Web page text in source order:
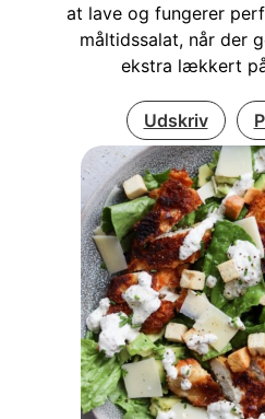
at lave og fungerer
måltidssalat, når der
ekstra lækkert
Udskriv